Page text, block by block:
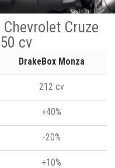
Cruze
cv
DrakeBox Monza
212 cv
+40%
-20%
+10%